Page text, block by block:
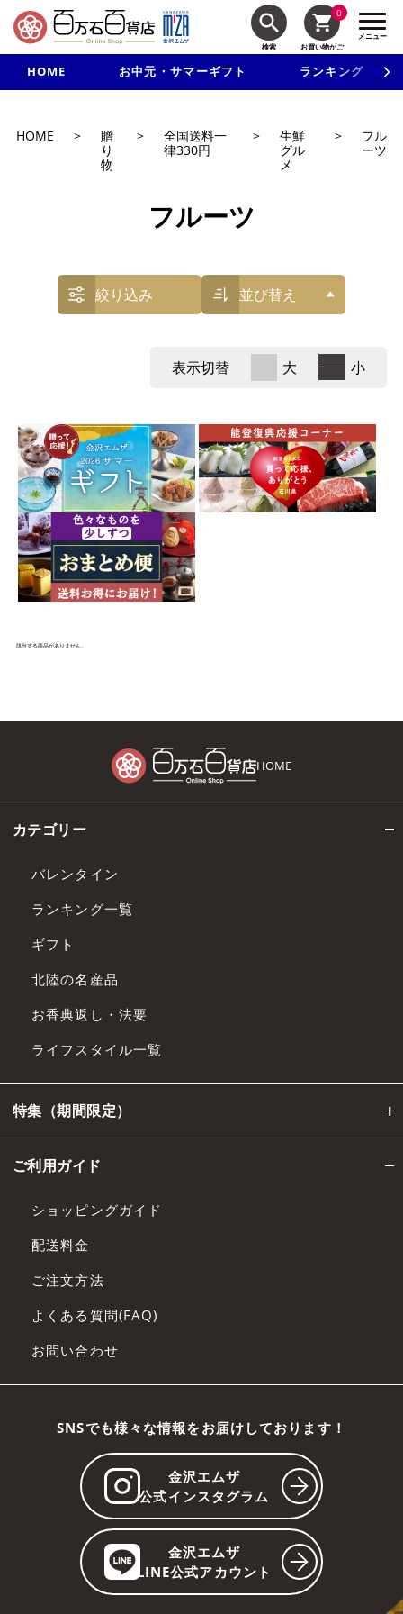
検索
0
お買い物かご
メニュー
HOME お中元・サマーギフト ランキング
新規入会で3千円以上で使える500円クーポンを進呈！
HOME >
贈
り
物
>
全国送料一
律330円
>
生鮮
グル
メ
>
フル
ーツ
フルーツ
絞り込み 並び替え
表示切替 大 小
該当する商品がありません。
HOME
カテゴリー
バレンタイン
ランキング一覧
ギフト
北陸の名産品
お香典返し・法要
ライフスタイル一覧
特集（期間限定）
ご利用ガイド
ショッピングガイド
配送料金
ご注文方法
よくある質問(FAQ)
お問い合わせ
SNSでも様々な情報をお届けしております！
金沢エムザ
公式インスタグラム
金沢エムザ
LINE公式アカウント